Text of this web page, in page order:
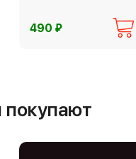
490 ⃏
покупают